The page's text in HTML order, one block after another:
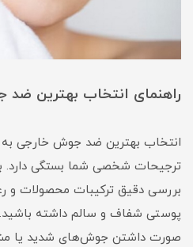
راهنمای انتخاب بهترین
انتخاب بهترین ضد جوش خارجی
ترجیحات شخصی شما بستگی دارد.
بررسی دقیق ترکیبات محصولات و
پوستی شفاف و سالم داشته باشید.
صورت داشتن جوش‌های شدید یا